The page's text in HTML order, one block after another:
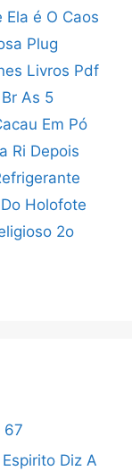
Ela é O Caos
Plug
Livros Pdf
As 5
Em Pó
Ri Depois
Holofote
2o
67
Diz A